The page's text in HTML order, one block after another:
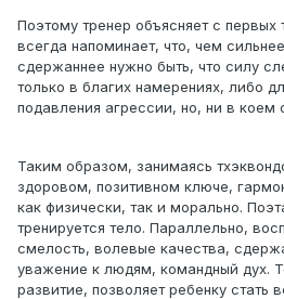
Поэтому тренер объясняет с первых
всегда напоминает, что, чем
сдержаннее нужно быть, что силу
только в благих намерениях, либо
подавления агрессии, но, ни в коем
Таким образом, занимаясь
здоровом, позитивном ключе,
как физически, так и морально.
тренируется тело. Параллельно,
смелость, волевые качества,
уважение к людям, командный дух.
развитие, позволяет ребенку стать